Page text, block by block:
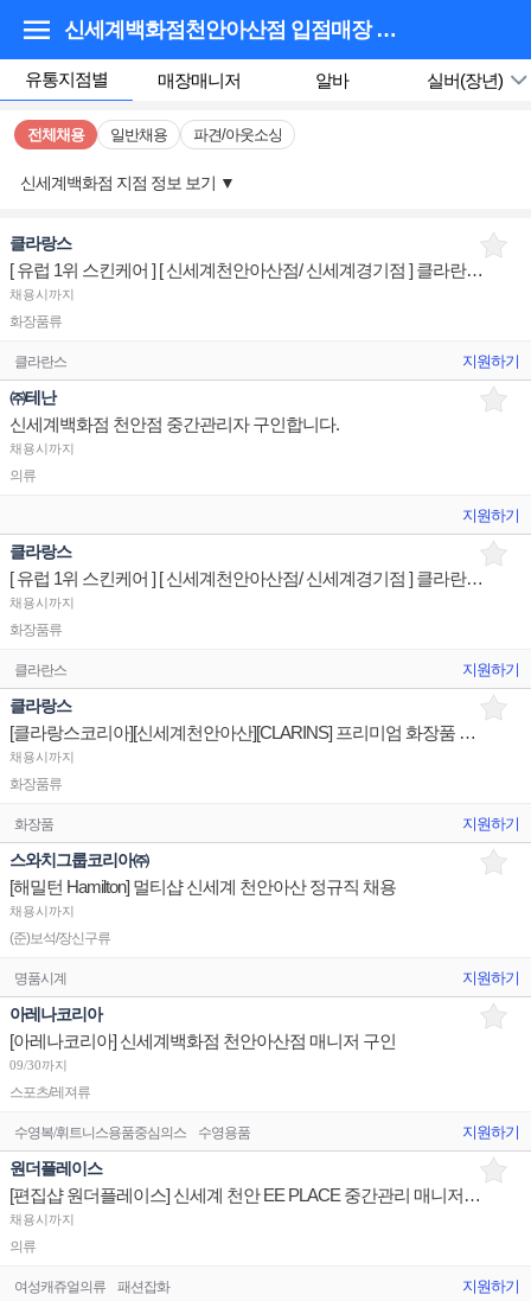
신세계백화점천안아산점 입점매장채용정보
유통지점별 매장매니저 알바 실버(장년)
전체채용 일반채용 파견/아웃소싱
신세계백화점 지점 정보 보기 ▼
클라랑스
[ 유럽 1위 스킨케어 ] [ 신세계천안아산점/ 신세계경기점 ] 클라란스뷰티 매장 상품유지 판매전문직원
채용시까지
화장품류
클라란스 지원하기
㈜테난
신세계백화점 천안점 중간관리자 구인합니다.
채용시까지
의류
지원하기
클라랑스
[ 유럽 1위 스킨케어 ] [ 신세계천안아산점/ 신세계경기점 ] 클라란스뷰티 매장/유지/관리 판매전문직원
채용시까지
화장품류
클라란스 지원하기
클라랑스
[클라랑스코리아][신세계천안아산][CLARINS] 프리미엄 화장품 스킨케어 백화점 매장 직원 채용 건 안내
채용시까지
화장품류
화장품 지원하기
스와치그룹코리아㈜
[해밀턴 Hamilton] 멀티샵 신세계 천안아산 정규직 채용
채용시까지
(준)보석/장신구류
명품시계 지원하기
아레나코리아
[아레나코리아] 신세계백화점 천안아산점 매니저 구인
09/30까지
스포츠/레져류
수영복/휘트니스용품중심의스 수영용품 지원하기
원더플레이스
[편집샵 원더플레이스] 신세계 천안 EE PLACE 중간관리 매니저 채용
채용시까지
의류
여성캐쥬얼의류 패션잡화 지원하기